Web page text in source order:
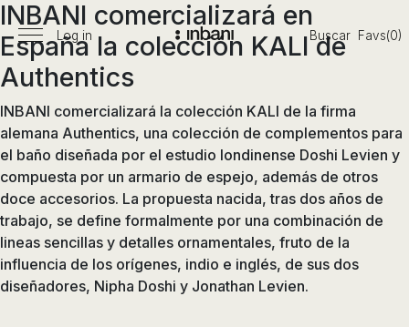
Pasar
al
contenido
Vanguardia
de
baños,
siguiendo
las
tendencias,
nuevos
materiales
y
tecnologías
Menú
principal
Log in Buscar Favs(0)
INBANI comercializará en
España la colección KALI de
Authentics
INBANI comercializará la colección KALI de la firma
alemana Authentics, una colección de complementos para
el baño diseñada por el estudio londinense Doshi Levien y
compuesta por un armario de espejo, además de otros
doce accesorios. La propuesta nacida, tras dos años de
trabajo, se define formalmente por una combinación de
lineas sencillas y detalles ornamentales, fruto de la
influencia de los orígenes, indio e inglés, de sus dos
diseñadores, Nipha Doshi y Jonathan Levien.